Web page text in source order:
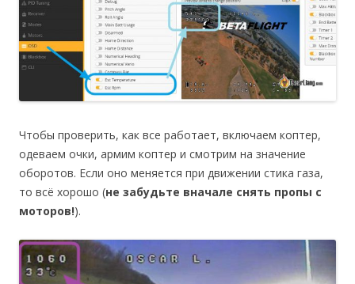
Чтобы проверить, как все работает, включаем коптер,
одеваем очки, армим коптер и смотрим на значение
оборотов. Если оно меняется при движении стика газа,
то всё хорошо (не забудьте вначале снять пропы с
моторов!).